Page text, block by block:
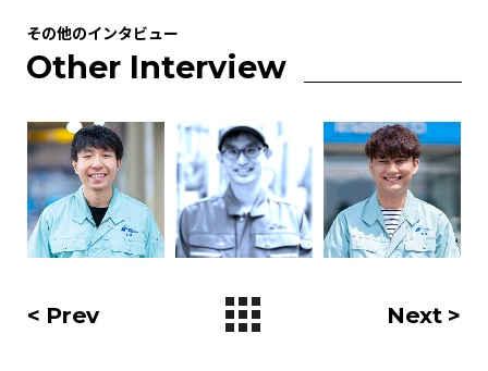
その他のインタビュー
Other Interview
< Prev Next >